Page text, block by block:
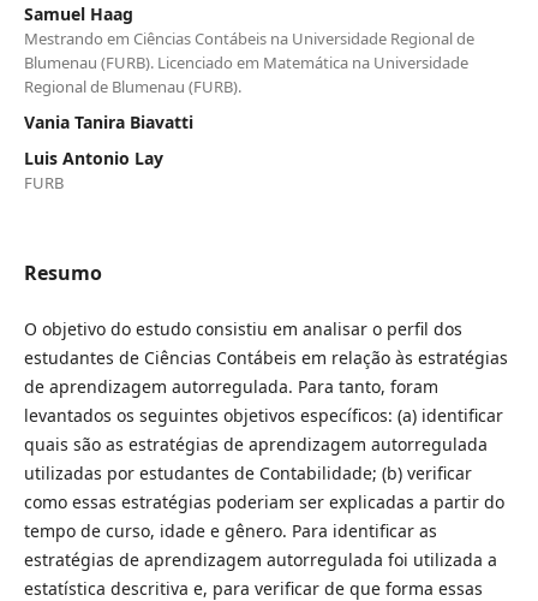
Samuel Haag
Mestrando em Ciências Contábeis na Universidade Regional de
Blumenau (FURB). Licenciado em Matemática na Universidade
Regional de Blumenau (FURB).
Vania Tanira Biavatti
Luis Antonio Lay
FURB
Resumo
O objetivo do estudo consistiu em analisar o perfil dos
estudantes de Ciências Contábeis em relação às estratégias
de aprendizagem autorregulada. Para tanto, foram
levantados os seguintes objetivos específicos: (a) identificar
quais são as estratégias de aprendizagem autorregulada
utilizadas por estudantes de Contabilidade; (b) verificar
como essas estratégias poderiam ser explicadas a partir do
tempo de curso, idade e gênero. Para identificar as
estratégias de aprendizagem autorregulada foi utilizada a
estatística descritiva e, para verificar de que forma essas